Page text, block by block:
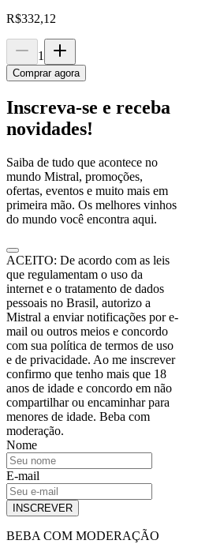
R$332,12
1
Comprar agora
Inscreva-se e receba
novidades!
Saiba de tudo que acontece no
mundo Mistral, promoções,
ofertas, eventos e muito mais em
primeira mão. Os melhores vinhos
do mundo você encontra aqui.
ACEITO: De acordo com as leis
que regulamentam o uso da
internet e o tratamento de dados
pessoais no Brasil, autorizo a
Mistral a enviar notificações por e-
mail ou outros meios e concordo
com sua política de termos de uso
e de privacidade. Ao me inscrever
confirmo que tenho mais que 18
anos de idade e concordo em não
compartilhar ou encaminhar para
menores de idade. Beba com
moderação.
Nome
E-mail
INSCREVER
BEBA COM MODERAÇÃO